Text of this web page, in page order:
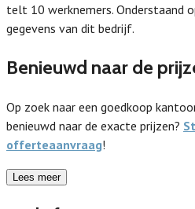
telt 10 werknemers. Onderstaand
gegevens van dit bedrijf.
Benieuwd naar de
Op zoek naar een goedkoop
benieuwd naar de exacte prijzen?
offerteaanvraag!
Lees meer